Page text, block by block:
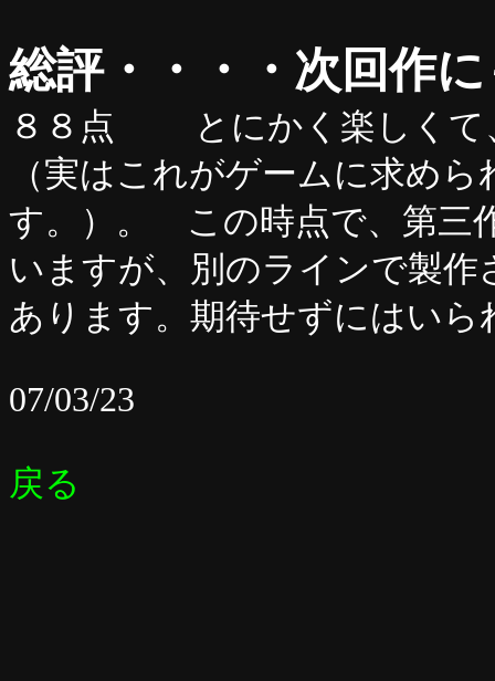
総評・・・・次回作
８８点 とにかく楽しくて
（実はこれがゲームに求め
す。）。 この時点で、第三
いますが、別のラインで製作
あります。期待せずにはいら
07/03/23
戻る